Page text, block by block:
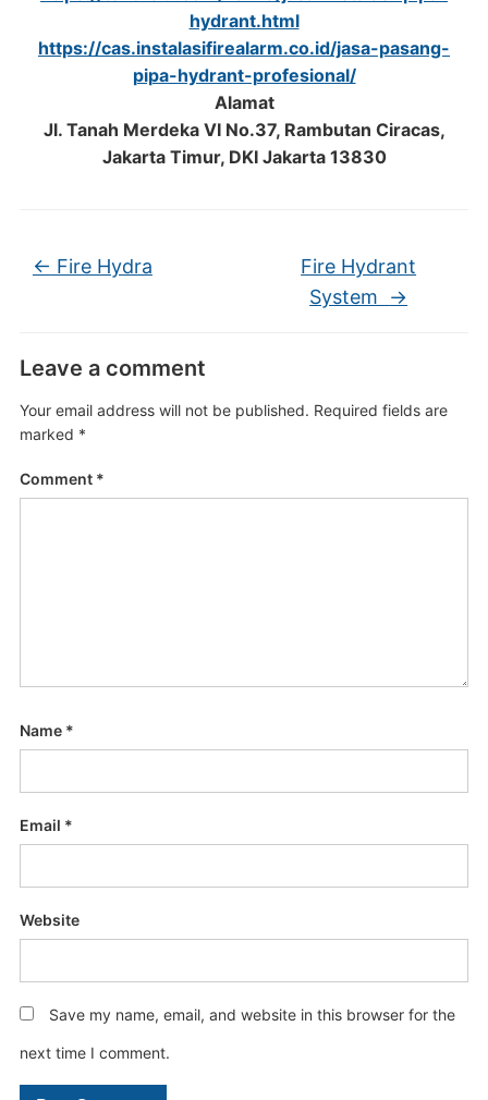
hydrant.html
https://cas.instalasifirealarm.co.id/jasa-pasang-
pipa-hydrant-profesional/
Alamat
Jl. Tanah Merdeka VI No.37, Rambutan Ciracas,
Jakarta Timur, DKI Jakarta 13830
← Fire Hydra
Fire Hydrant
System →
Leave a comment
Your email address will not be published. Required fields are
marked *
Comment *
Name *
Email *
Website
Save my name, email, and website in this browser for the
next time I comment.